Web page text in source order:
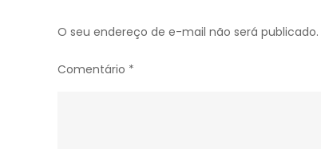
O seu endereço de e-mail não será publicado.
Comentário *